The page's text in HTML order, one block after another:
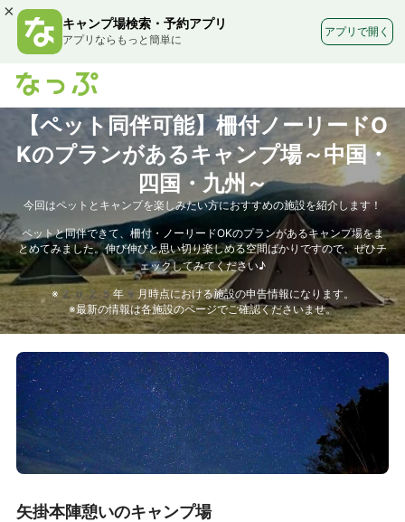
×
キャンプ場検索・予約アプリ
アプリならもっと簡単に
アプリで開く
【ペット同伴可能】柵付ノーリードO
Kのプランがあるキャンプ場～中国・
四国・九州～
今回はペットとキャンプを楽しみたい方におすすめの施設を紹介します！
ペットと同伴できて、柵付・ノーリードOKのプランがあるキャンプ場をま
とめてみました。伸び伸びと思い切り楽しめる空間ばかりですので、ぜひチ
ェックしてみてください♪
※2025年9月時点における施設の申告情報になります。
※最新の情報は各施設のページでご確認くださいませ。
矢掛本陣憩いのキャンプ場